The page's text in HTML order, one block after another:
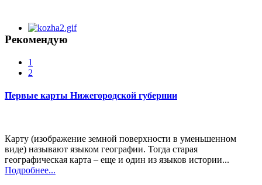
Рекомендую
1
2
Первые карты Нижегородской губернии
Карту (изображение земной поверхности в уменьшенном
виде) называют языком географии. Тогда старая
географическая карта – еще и один из языков истории...
Подробнее...